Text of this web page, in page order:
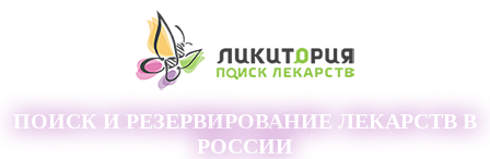
ПОИСК И РЕЗЕРВИРОВАНИЕ ЛЕКАРСТВ В
РОССИИ